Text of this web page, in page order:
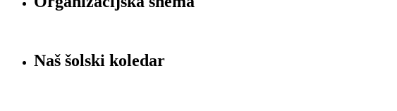
Naš šolski koledar